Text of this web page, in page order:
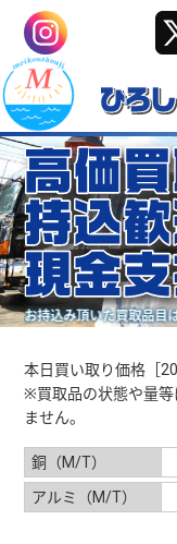
お持込み頂いた買取品目
本日買い取り価格［
※買取品の状態や量等
ません。
銅（M/T）
アルミ（M/T）